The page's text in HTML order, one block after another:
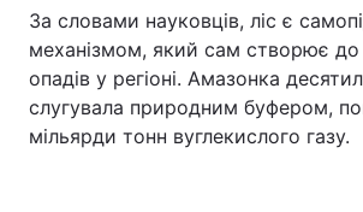
За словами науковців, ліс є
механізмом, який сам створює
опадів у регіоні. Амазонка
слугувала природним буфером,
мільярди тонн вуглекислого газу.